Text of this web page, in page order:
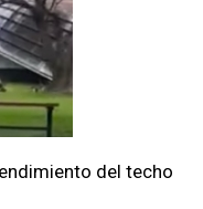
del techo